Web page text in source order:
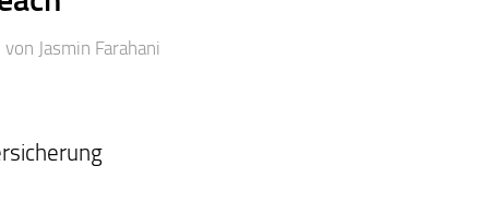
von Jasmin Farahani